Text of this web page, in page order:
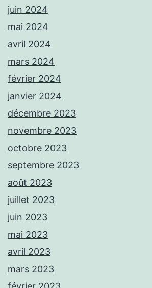
juin 2024
mai 2024
avril 2024
mars 2024
février 2024
janvier 2024
décembre 2023
novembre 2023
octobre 2023
septembre 2023
août 2023
juillet 2023
juin 2023
mai 2023
avril 2023
mars 2023